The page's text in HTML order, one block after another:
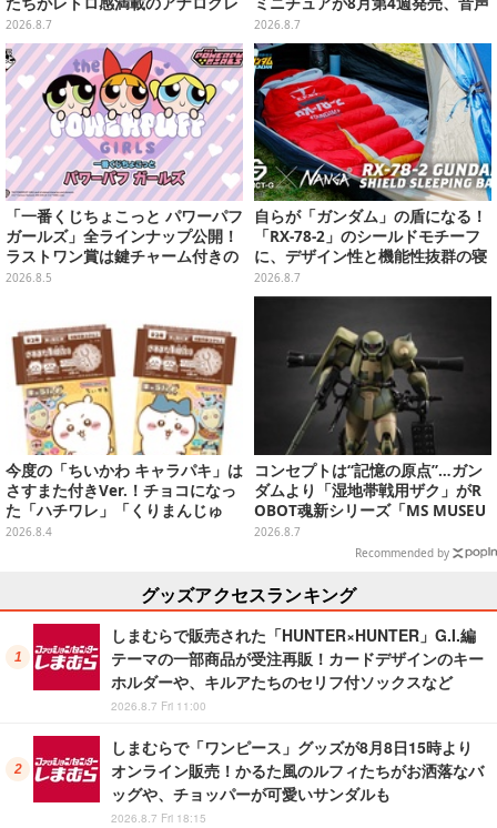
コード上を走る姿で立体化
2026.8.7
が流れる特別仕様も当たる
2026.8.7
「一番くじちょこっと パワーパフ
ガールズ」全ラインナップ公開！
ラストワン賞は鍵チャーム付きの
シール帳スペシャルセットを用意
2026.8.5
自らが「ガンダム」の盾になる！
「RX-78-2」のシールドモチーフ
に、デザイン性と機能性抜群の寝
袋がプレバンで2次予約
2026.8.7
今度の「ちいかわ キャラパキ」は
さすまた付きVer.！チョコになっ
た「ハチワレ」「くりまんじゅ
う」たちも可愛い全8種
2026.8.4
コンセプトは“記憶の原点”…ガン
ダムより「湿地帯戦用ザク」がR
OBOT魂新シリーズ「MS MUSEU
M」で商品化！博物館イメージの
2026.8.7
Recommended by
グッズアクセスランキング
しまむらで販売された「HUNTER×HUNTER」G.I.編
テーマの一部商品が受注再販！カードデザインのキー
ホルダーや、キルアたちのセリフ付ソックスなど
2026.8.7 Fri 11:00
しまむらで「ワンピース」グッズが8月8日15時より
オンライン販売！かるた風のルフィたちがお洒落なバ
ッグや、チョッパーが可愛いサンダルも
2026.8.7 Fri 18:15